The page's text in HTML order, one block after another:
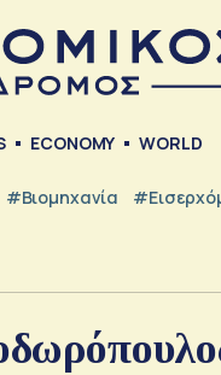
ECONOMY WORLD
#Βιομηχανία